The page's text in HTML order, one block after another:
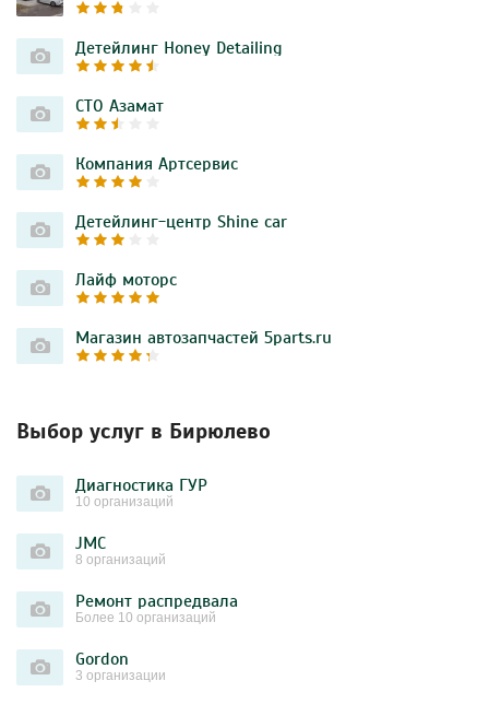
Детейлинг Honey Detailing
СТО Азамат
Компания Артсервис
Детейлинг-центр Shine car
Лайф моторс
Магазин автозапчастей 5parts.ru
Выбор услуг в Бирюлево
Диагностика ГУР
10 организаций
JMC
8 организаций
Ремонт распредвала
Более 10 организаций
Gordon
3 организации